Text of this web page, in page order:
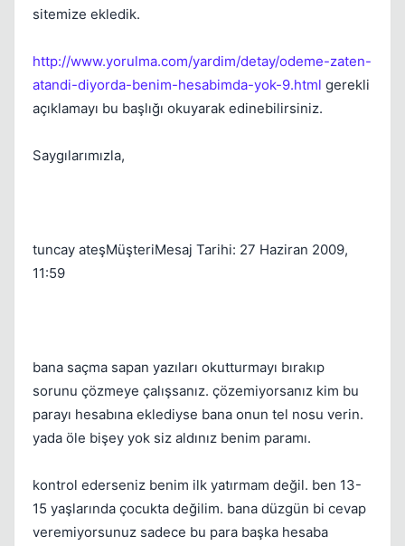
sitemize ekledik.
http://www.yorulma.com/yardim/detay/odeme-zaten-
atandi-diyorda-benim-hesabimda-yok-9.html gerekli
açıklamayı bu başlığı okuyarak edinebilirsiniz.
Saygılarımızla,
tuncay ateşMüşteriMesaj Tarihi: 27 Haziran 2009,
11:59
bana saçma sapan yazıları okutturmayı bırakıp
sorunu çözmeye çalışsanız. çözemiyorsanız kim bu
parayı hesabına eklediyse bana onun tel nosu verin.
yada öle bişey yok siz aldınız benim paramı.
kontrol ederseniz benim ilk yatırmam değil. ben 13-
15 yaşlarında çocukta değilim. bana düzgün bi cevap
veremiyorsunuz sadece bu para başka hesaba
Kapat